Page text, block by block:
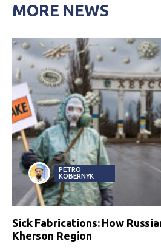
MORE NEWS
PETRO
KOBERNYK
Sick Fabrications: How
Kherson Region